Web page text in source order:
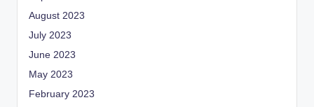
August 2023
July 2023
June 2023
May 2023
February 2023